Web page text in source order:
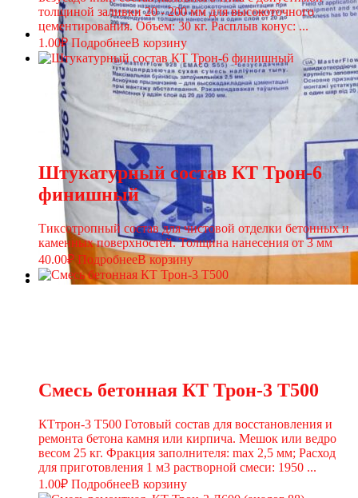
толщиной заливки 20 - 200 мм для высокоточного
цементирования. Объем: 30 кг. Расплыв конус: ...
1.00₽ ПодробнееВ корзину
Штукатурный состав КТ Трон-6
финишный
Тиксотропный состав для чистовой отделки бетонных и
каменных поверхностей. Толщина нанесения от 3 мм
40.00₽ ПодробнееВ корзину
Смесь бетонная КТ Трон-3 Т500
КТтрон-3 Т500 Готовый состав для восстановления и
ремонта бетона камня или кирпича. Мешок или ведро
весом 25 кг. Фракция заполнителя: max 2,5 мм; Расход
для приготовления 1 м3 растворной смеси: 1950 ...
1.00₽ ПодробнееВ корзину